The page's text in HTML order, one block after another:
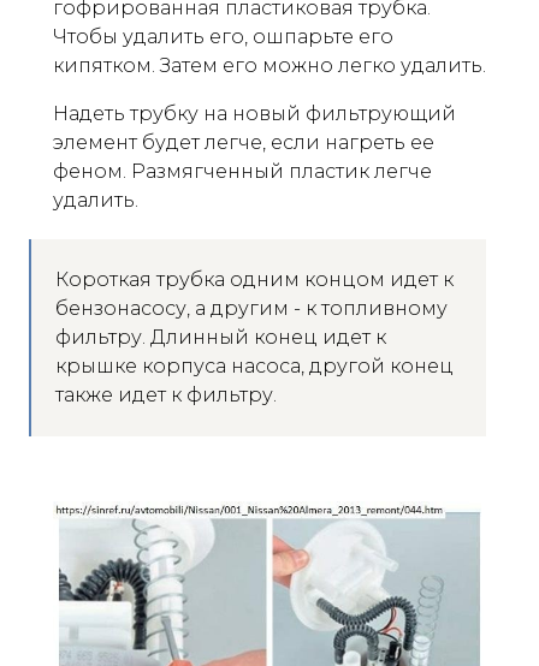
гофрированная пластиковая трубка.
Чтобы удалить его, ошпарьте его
кипятком. Затем его можно легко удалить.
Надеть трубку на новый фильтрующий
элемент будет легче, если нагреть ее
феном. Размягченный пластик легче
удалить.
Короткая трубка одним концом идет к
бензонасосу, а другим - к топливному
фильтру. Длинный конец идет к
крышке корпуса насоса, другой конец
также идет к фильтру.